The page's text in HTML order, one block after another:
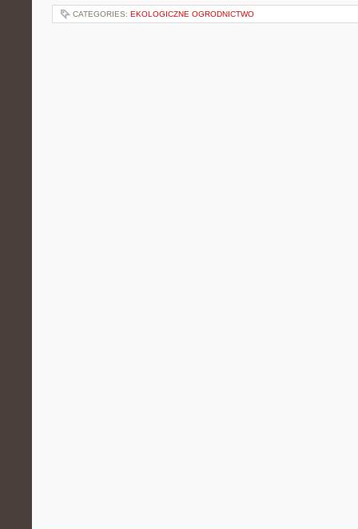
CATEGORIES: EKOLOGICZNE OGRODNICTWO